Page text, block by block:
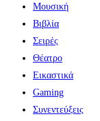
Μουσική
Βιβλία
Σειρές
Θέατρο
Εικαστικά
Gaming
Συνεντεύξεις